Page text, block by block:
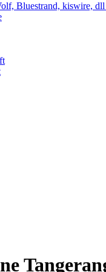
Bluestrand, kiswire,